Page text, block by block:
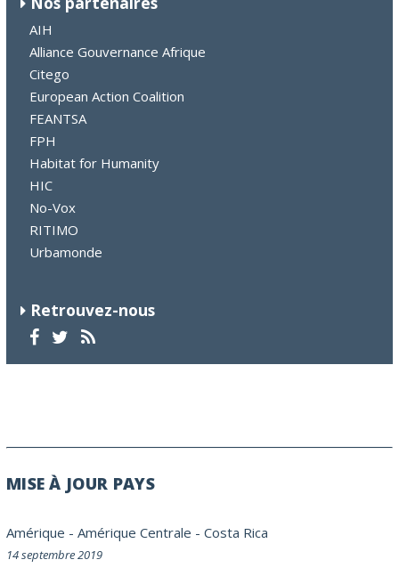
AIH
Alliance Gouvernance Afrique
Citego
European Action Coalition
FEANTSA
FPH
Habitat for Humanity
HIC
No-Vox
RITIMO
Urbamonde
Retrouvez-nous
MISE À JOUR PAYS
Amérique - Amérique Centrale - Costa Rica
14 septembre 2019